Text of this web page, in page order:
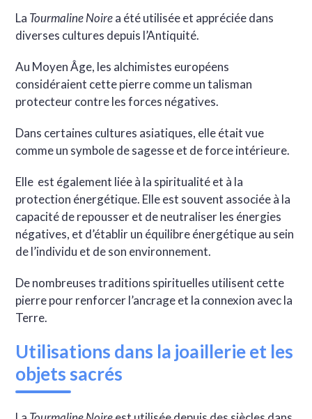
La Tourmaline Noirea été utilisée et appréciée dans
diverses cultures depuis l’Antiquité.
Au Moyen Âge, les alchimistes européens
considéraient cette pierre comme un talisman
protecteur contre les forces négatives.
Dans certaines cultures asiatiques, elle était vue
comme un symbole de sagesse et de force intérieure.
Elle est également liée à la spiritualité et à la
protection énergétique. Elle est souvent associée à la
capacité de repousser et de neutraliser les énergies
négatives, et d’établir un équilibre énergétique au sein
de l’individu et de son environnement.
De nombreuses traditions spirituelles utilisent cette
pierre pour renforcer l’ancrage et la connexion avec la
Terre.
Utilisations dans la joaillerie et les
objets sacrés